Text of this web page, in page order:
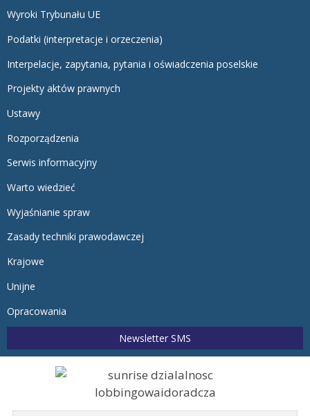
Wyroki Trybunału UE
Podatki (interpretacje i orzeczenia)
Interpelacje, zapytania, pytania i oświadczenia poselskie
Projekty aktów prawnych
Ustawy
Rozporządzenia
Serwis informacyjny
Warto wiedzieć
Wyjaśnianie spraw
Zasady techniki prawodawczej
Krajowe
Unijne
Opracowania
Newsletter SMS